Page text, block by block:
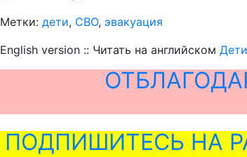
Метки: дети, СВО, эвакуация
English version :: Читать на английском
ПОДПИШИТЕСЬ НА